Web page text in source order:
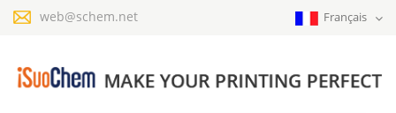
web@schem.net Français